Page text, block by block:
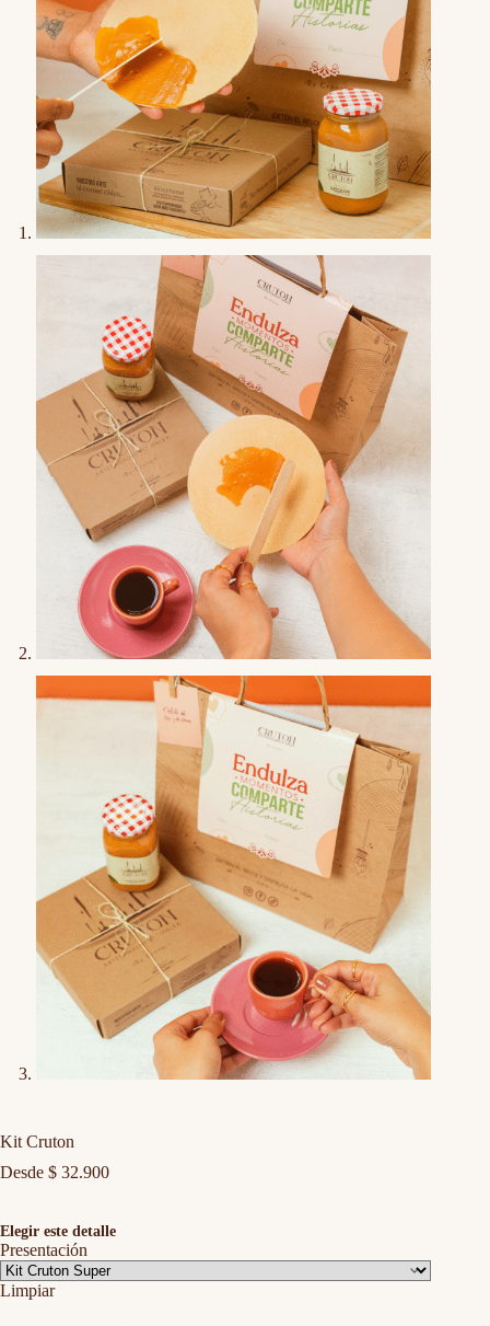
Kit Cruton
Desde $ 32.900
Elegir este detalle
Presentación
Limpiar